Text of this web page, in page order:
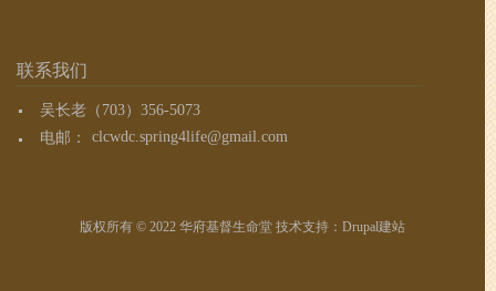
联系我们
吴长老（703）356-5073
电邮：
clcwdc.spring4life@gmail.com
版权所有 © 2022 华府基督生命堂 技术支持： Drupal建站